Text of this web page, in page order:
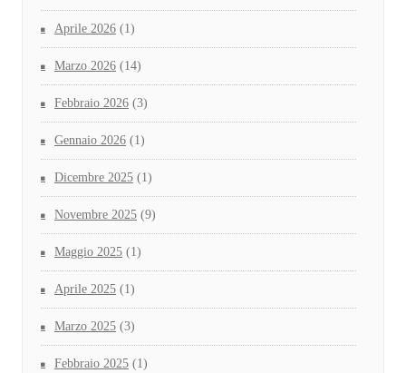
Aprile 2026 (1)
Marzo 2026 (14)
Febbraio 2026 (3)
Gennaio 2026 (1)
Dicembre 2025 (1)
Novembre 2025 (9)
Maggio 2025 (1)
Aprile 2025 (1)
Marzo 2025 (3)
Febbraio 2025 (1)